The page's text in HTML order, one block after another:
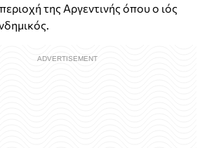
της Αργεντινής όπου ο ιός